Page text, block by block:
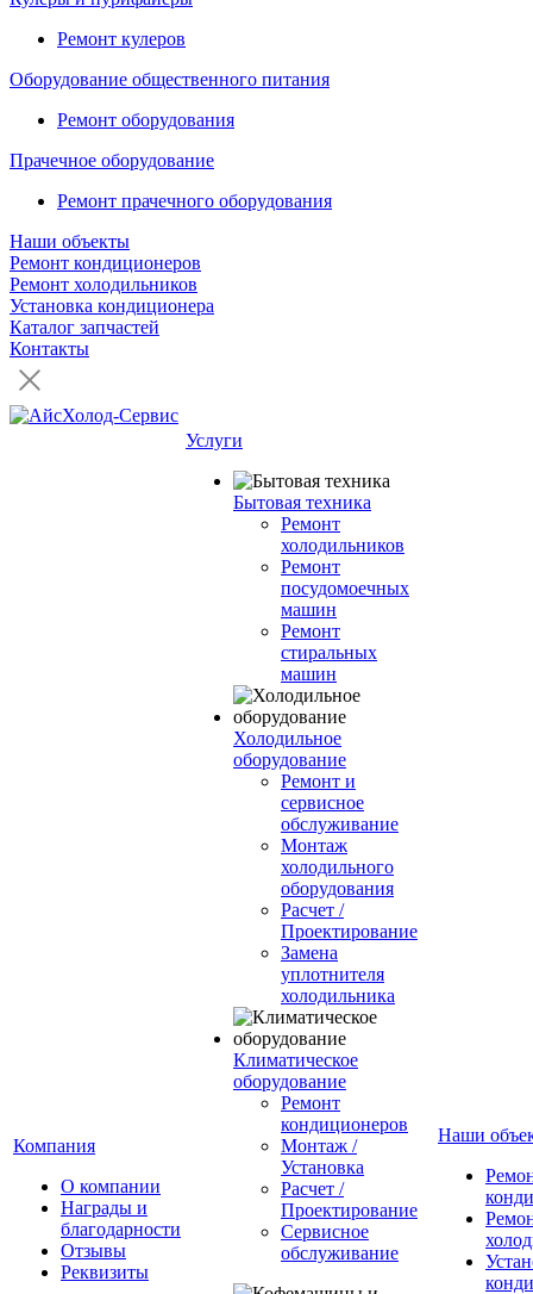
Ремонт кулеров
Оборудование общественного питания
Ремонт оборудования
Прачечное оборудование
Ремонт прачечного оборудования
Наши объекты
Ремонт кондиционеров
Ремонт холодильников
Установка кондиционера
Каталог запчастей
Контакты
Компания
О компании
Награды и
благодарности
Отзывы
Реквизиты
Услуги
Бытовая техника
Ремонт
холодильников
Ремонт
посудомоечных
машин
Ремонт
стиральных
машин
Холодильное
оборудование
Ремонт и
сервисное
обслуживание
Монтаж
холодильного
оборудования
Расчет /
Проектирование
Замена
уплотнителя
холодильника
Климатическое
оборудование
Ремонт
кондиционеров
Монтаж /
Установка
Расчет /
Проектирование
Сервисное
обслуживание
Наши